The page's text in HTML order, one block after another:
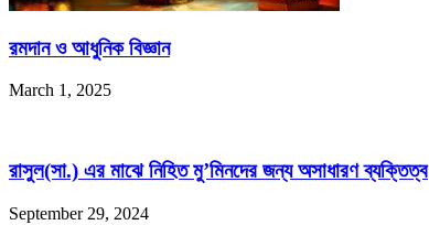
রমদান ও আধুনিক বিজ্ঞান
March 1, 2025
রাসুল(সা.) এর মাঝে নিহিত মু’মিনদের জন্য অসাধারণ ব্যক্তিত্ব
September 29, 2024